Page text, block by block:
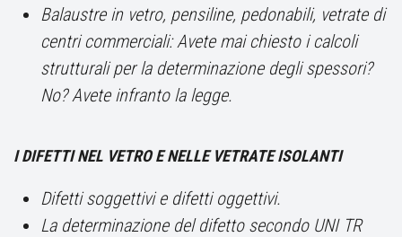
Balaustre in vetro, pensiline, pedonabili, vetrate di
centri commerciali: Avete mai chiesto i calcoli
strutturali per la determinazione degli spessori?
No? Avete infranto la legge.
I DIFETTI NEL VETRO E NELLE VETRATE ISOLANTI
Difetti soggettivi e difetti oggettivi.
La determinazione del difetto secondo UNI TR